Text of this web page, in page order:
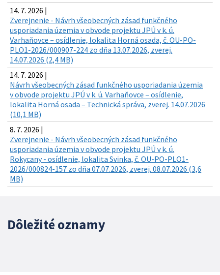
14. 7. 2026 |
Zverejnenie - Návrh všeobecných zásad funkčného
usporiadania územia v obvode projektu JPÚ v k. ú.
Varhaňovce – osídlenie, lokalita Horná osada, č. OU-PO-
PLO1-2026/000907-224 zo dňa 13.07.2026, zverej.
14.07.2026 (2,4 MB)
14. 7. 2026 |
Návrh všeobecných zásad funkčného usporiadania územia
v obvode projektu JPÚ v k. ú. Varhaňovce – osídlenie,
lokalita Horná osada – Technická správa, zverej. 14.07.2026
(10,1 MB)
8. 7. 2026 |
Zverejnenie - Návrh všeobecných zásad funkčného
usporiadania územia v obvode projektu JPÚ v k. ú.
Rokycany - osídlenie, lokalita Svinka, č. OU-PO-PLO1-
2026/000824-157 zo dňa 07.07.2026, zverej. 08.07.2026 (3,6
MB)
Dôležité oznamy